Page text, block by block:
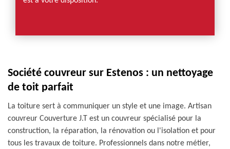
Société couvreur sur Estenos : un nettoyage
de toit parfait
La toiture sert à communiquer un style et une image. Artisan
couvreur Couverture J.T est un couvreur spécialisé pour la
construction, la réparation, la rénovation ou l'isolation et pour
tous les travaux de toiture. Professionnels dans notre métier,